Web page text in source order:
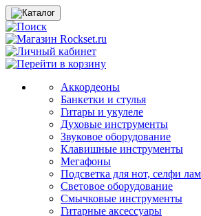
Аккордеоны
Банкетки и стулья
Гитары и укулеле
Духовые инструменты
Звуковое оборудование
Клавишные инструменты
Мегафоны
Подсветка для нот, селфи
Световое оборудование
Смычковые инструменты
Гитарные аксессуары